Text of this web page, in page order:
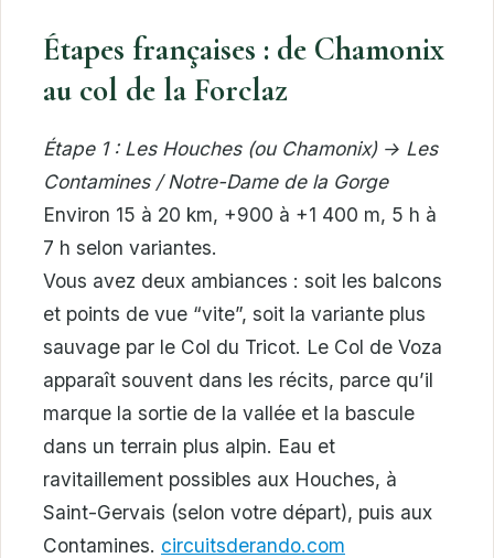
Étapes françaises : de Chamonix
au col de la Forclaz
Étape 1 : Les Houches (ou Chamonix) → Les
Contamines / Notre-Dame de la Gorge
Environ 15 à 20 km, +900 à +1 400 m, 5 h à
7 h selon variantes.
Vous avez deux ambiances : soit les balcons
et points de vue “vite”, soit la variante plus
sauvage par le Col du Tricot. Le Col de Voza
apparaît souvent dans les récits, parce qu’il
marque la sortie de la vallée et la bascule
dans un terrain plus alpin. Eau et
ravitaillement possibles aux Houches, à
Saint-Gervais (selon votre départ), puis aux
Contamines. circuitsderando.com